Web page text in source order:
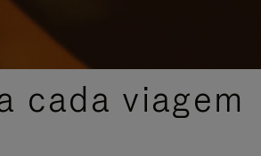
cada viagem